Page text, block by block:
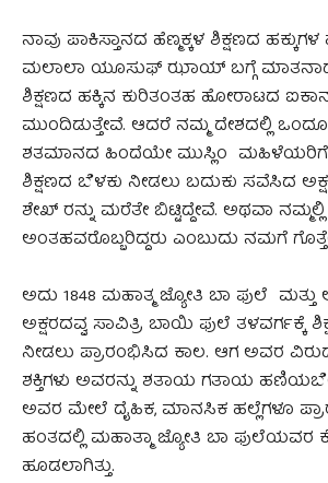
ನಾವು ಪಾಕಿಸ್ತಾನದ ಹೆಣ್ಮಕ್ಕಳ ಶಿಕ್ಷಣದ
ಮಲಾಲಾ ಯೂಸುಫ್ ಝಾಯ್ ಬಗ್ಗೆ
ಶಿಕ್ಷಣದ ಹಕ್ಕಿನ ಕುರಿತಂತಹ ಹೋರಾಟದ
ಮುಂದಿಡುತ್ತೇವೆ. ಆದರೆ ನಮ್ಮ ದೇಶದಲ್ಲಿ ಒಂದೂ
ಶತಮಾನದ ಹಿಂದೆಯೇ ಮುಸ್ಲಿಂ ಮಹಿಳೆಯರಿಗೆ
ಶಿಕ್ಷಣದ ಬೆಳಕು ನೀಡಲು ಬದುಕು ಸವೆಸಿದ
ಶೇಖ್ ರನ್ನು ಮರೆತೇ ಬಿಟ್ಟಿದ್ದೇವೆ.‌ ಅಥವಾ ನಮ್ಮಲ್ಲಿ
ಅಂತಹವರೊಬ್ಬರಿದ್ದರು ಎಂಬುದು ನಮಗೆ
ಅದು 1848 ಮಹಾತ್ಮ ಜ್ಯೋತಿ ಬಾ ಫುಲೆ
ಅಕ್ಷರದವ್ವ ಸಾವಿತ್ರಿ ಬಾಯಿ ಫುಲೆ ತಳವರ್ಗಕ್ಕೆ
ನೀಡಲು ಪ್ರಾರಂಭಿಸಿದ ಕಾಲ. ಆಗ ಅವರ
ಶಕ್ತಿಗಳು ಅವರನ್ನು ಶತಾಯ ಗತಾಯ
ಅವರ ಮೇಲೆ ದೈಹಿಕ, ಮಾನಸಿಕ ಹಲ್ಲೆಗಳೂ
ಹಂತದಲ್ಲಿ ಮಹಾತ್ಮಾ ಜ್ಯೋತಿ ಬಾ ಫುಲೆಯವರ
ಹೂಡಲಾಗಿತ್ತು.